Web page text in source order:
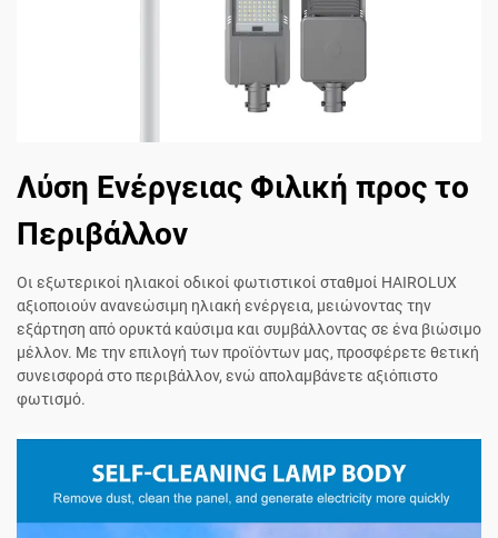
Λύση Ενέργειας Φιλική προς το
Περιβάλλον
Οι εξωτερικοί ηλιακοί οδικοί φωτιστικοί σταθμοί HAIROLUX
αξιοποιούν ανανεώσιμη ηλιακή ενέργεια, μειώνοντας την
εξάρτηση από ορυκτά καύσιμα και συμβάλλοντας σε ένα βιώσιμο
μέλλον. Με την επιλογή των προϊόντων μας, προσφέρετε θετική
συνεισφορά στο περιβάλλον, ενώ απολαμβάνετε αξιόπιστο
φωτισμό.